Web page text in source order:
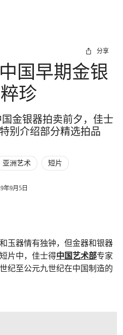
分享
国早期金银
珍
金银器拍卖前夕，佳士
别介绍部分精选拍品
亚洲艺术 短片
年9月5日
玉器情有独钟，但金器和银器
片中，佳士得中国艺术部专家
纪至公元九世纪在中国制造的